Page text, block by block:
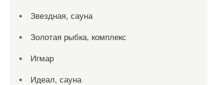
Звездная, сауна
Золотая рыбка, комплекс
Игмар
Идеал, сауна